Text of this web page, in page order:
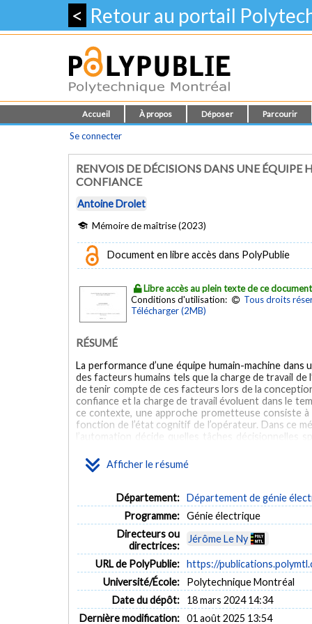
< Retour au portail
Accueil À propos Déposer Parcourir
Se connecter
RENVOIS DE DÉCISIONS DANS UNE
CONFIANCE
Antoine Drolet
Mémoire de maîtrise (2023)
Document en libre accès dans PolyPublie
Libre accès au plein texte de ce document
Conditions d'utilisation:
Tous droits
Télécharger (2MB)
Afficher le résumé
RÉSUMÉ
La performance d’une équipe humain-machine
des facteurs humains tels que la charge de travail
de tenir compte de ces facteurs lors de la
confiance et la charge de travail évoluent dans le
ce contexte, une approche prometteuse consiste
fonction de l’état cognitif de l’opérateur. Dans ce
l’automation décide quelles tâches décisionnelles
envoyées à l’humain. Ce dernier, quant à lui,
état de confiance. Nous posons comme hypothèse
l’automation est faible. La stratégie de
utilise des modèles quantitatifs des performances
humaine envers l’automation. Nous démontrons
optimale consiste en une politique myope qui vise
simulations sont réalisées afin d’évaluer
stratégies plus simples à implémenter. Des
politique myope sous certaines conditions dans le
Cette situation correspond à un scénario plus
que mesuré directement.
ABSTRACT
Département: Département de génie
Programme: Génie électrique
Directeurs ou
directrices:
Jérôme Le Ny
URL de PolyPublie: https://
Université/École:
Polytechnique Montréal
Date du dépôt:
18 mars 2024 14:34
Dernière modification: 01 août 2025 13:54